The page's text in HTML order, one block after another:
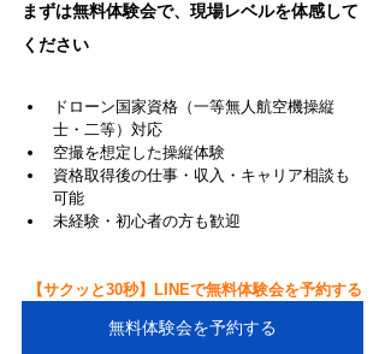
まずは無料体験会で、現場レベルを体感して
ください
ドローン国家資格（一等無人航空機操縦
士・二等）対応
空撮を想定した操縦体験
資格取得後の仕事・収入・キャリア相談も
可能
未経験・初心者の方も歓迎
【サクッと30秒】LINEで無料体験会を予約する
無料体験会を予約する